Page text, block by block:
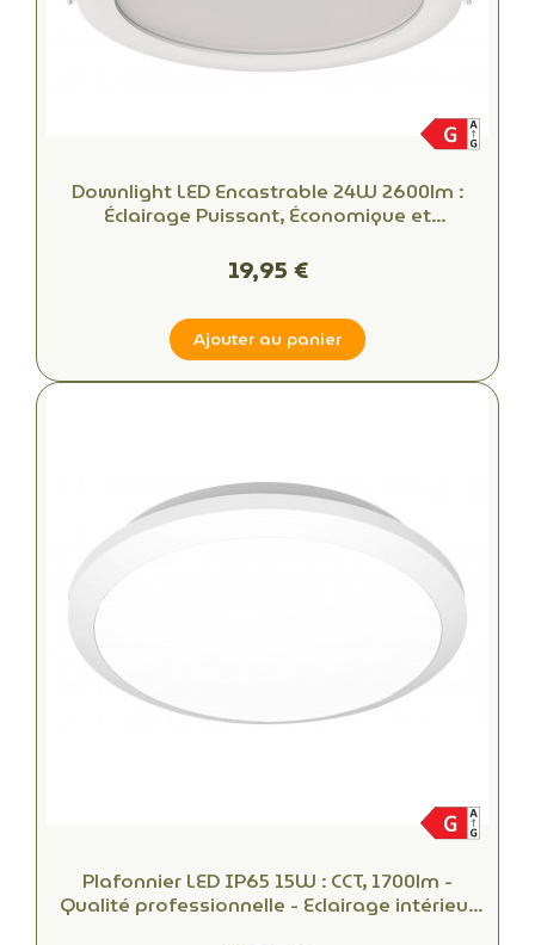
Downlight LED Encastrable 24W 2600lm :
Éclairage Puissant, Économique et
19,95 €
Ajouter au panier
Plafonnier LED IP65 15W : CCT, 1700lm -
Qualité professionnelle - Eclairage intérieur